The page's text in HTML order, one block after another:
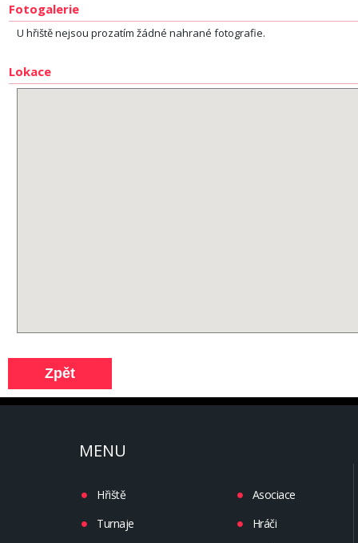
Fotogalerie
U hřiště nejsou prozatím žádné nahrané fotografie.
Lokace
MENU
Hřiště
Turnaje
Asociace
Hráči